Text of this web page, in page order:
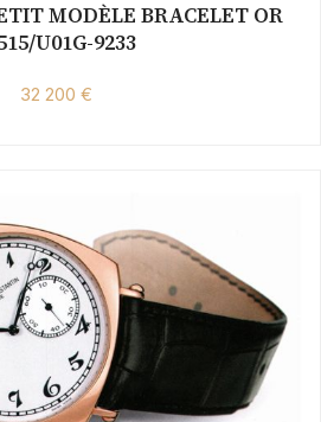
MODÈLE BRACELET OR
U01G-9233
32 200 €